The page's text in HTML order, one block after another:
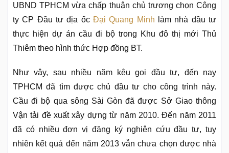
UBND TPHCM vừa chấp thuận chủ trương chọn Công
ty CP Đầu tư địa ốcĐại Quang Minh làm nhà đầu tư
thực hiện dự án cầu đi bộ trong Khu đô thị mới Thủ
Thiêm theo hình thức Hợp đồng BT.
Như vậy, sau nhiều năm kêu gọi đầu tư, đến nay
TPHCM đã tìm được chủ đầu tư cho công trình này.
Cầu đi bộ qua sông Sài Gòn đã được Sở Giao thông
Vận tải đề xuất xây dựng từ năm 2010. Đến năm 2011
đã có nhiều đơn vị đăng ký nghiên cứu đầu tư, tuy
nhiên kết quả đến năm 2013 vẫn chưa chọn được nhà